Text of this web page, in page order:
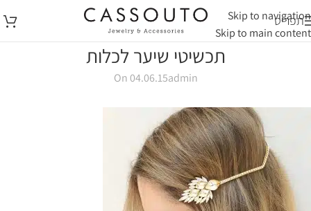
Skip to navigation
Skip to main content
תפריט
תכשיטי שיער לכלות
admin
On 04.06.15